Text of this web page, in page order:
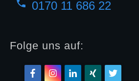
0170 11 686 22
Folge uns auf: